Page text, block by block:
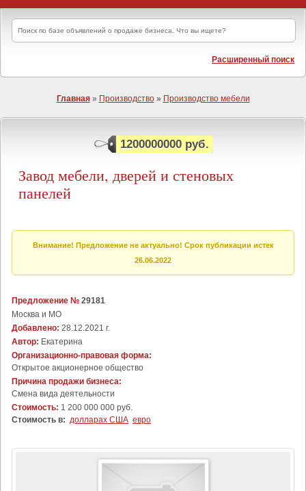
Расширенный поиск
Главная» Производство» Производство мебели
1200000000 руб.
Завод мебели, дверей и стеновых
панелей
Внимание! Предложение не актуально! Срок публикации истек
26.06.2022
Предложение № 29181
Москва и МО
Добавлено: 28.12.2021 г.
Автор: Екатерина
Организационно-правовая форма:
Открытое акционерное общество
Причина продажи бизнеса:
Cмена вида деятельности
Стоимость: 1 200 000 000 руб.
Стоимость в: долларах США евро